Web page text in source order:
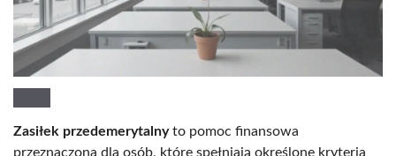
Zasiłek przedemerytalnyto pomoc finansowa
przeznaczona dla osób, które spełniają określone kryteria